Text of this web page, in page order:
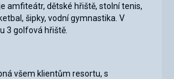
amfiteátr, dětské hřiště, stolní tenis,
šipky, vodní gymnastika. V
3 golfová hřiště.
všem klientům resortu, s